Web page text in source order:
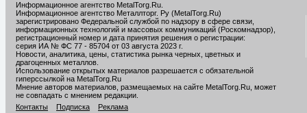
Информационное агентство MetalTorg.Ru
Информационное агентство Металлторг. Ру (MetalTorg.Ru)
зарегистрировано Федеральной службой по надзору в сфере связи,
информационных технологий и массовых коммуникаций (Роскомнадзор),
регистрационный номер и дата принятия решения о регистрации:
серия ИА № ФС 77 - 85704 от 03 августа 2023 г.
Новости, аналитика, цены, статистика рынка черных, цветных и
драгоценных металлов.
Использование открытых материалов разрешается с обязательной
гиперссылкой на MetalTorg.Ru
Мнение авторов материалов, размещаемых на сайте MetalTorg.Ru, может
не совпадать с мнением редакции.
Контакты
Подписка Реклама